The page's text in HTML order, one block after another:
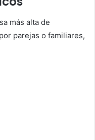
más alta de
parejas o familiares,